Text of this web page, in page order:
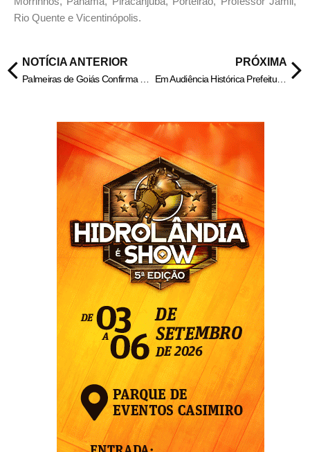
Rio Quente e Vicentinópolis.
NOTÍCIA ANTERIOR
Palmeiras de Goiás Confirma a Inscrição Para Marcha em Brasília.
PRÓXIMA
Em Audiência Histórica Prefeitura Discute Recuperação do Ribeirão Grimpas com a Comunidade